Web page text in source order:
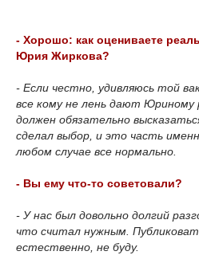
- Хорошо: как оцениваете
Юрия Жиркова?
- Если честно, удивляюсь той
все кому не лень дают
должен обязательно
сделал выбор, и это часть
любом случае все нормально.
- Вы ему что-то советовали?
- У нас был довольно долгий
что считал нужным.
естественно, не буду.